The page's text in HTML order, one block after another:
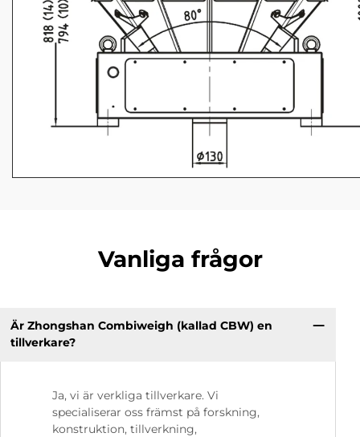
Vanliga frågor
Är Zhongshan Combiweigh (kallad CBW) en
tillverkare?
Ja, vi är verkliga tillverkare. Vi
specialiserar oss främst på forskning,
konstruktion, tillverkning,